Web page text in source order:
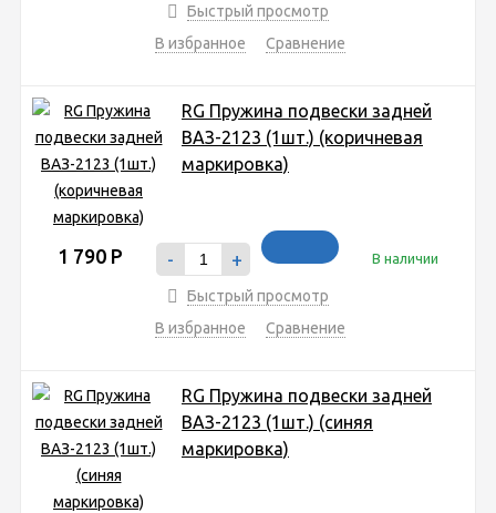
Быстрый просмотр
В избранное
Сравнение
RG Пружина подвески задней
ВАЗ-2123 (1шт.) (коричневая
маркировка)
1 790 Р - + В наличии
Быстрый просмотр
В избранное
Сравнение
RG Пружина подвески задней
ВАЗ-2123 (1шт.) (синяя
маркировка)